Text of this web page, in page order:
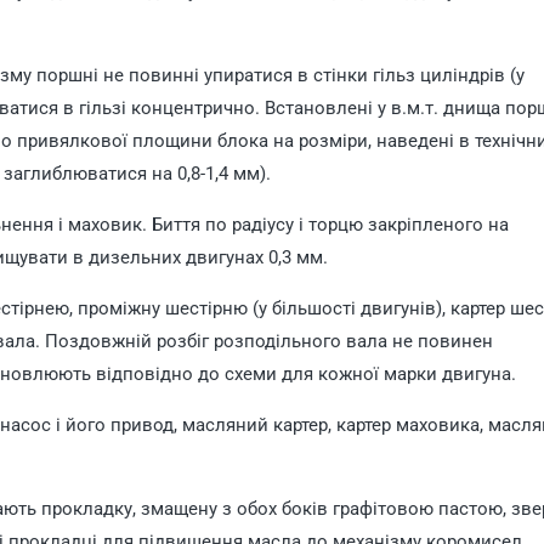
поршні не повинні упиратися в стінки гільз циліндрів (у
в гільзі концентрично. Встановлені у в.м.т. днища
привялкової площини блока на розміри, наведені в
на 0,8-1,4 мм).
і маховик. Биття по радіусу і торцю закріпленого на
в дизельних двигунах 0,3 мм.
проміжну шестірню (у більшості двигунів), картер
Поздовжній розбіг розподільного вала не повинен
відповідно до схеми для кожної марки двигуна.
і його привод, масляний картер, картер маховика,
прокладку, змащену з обох боків графітовою пастою,